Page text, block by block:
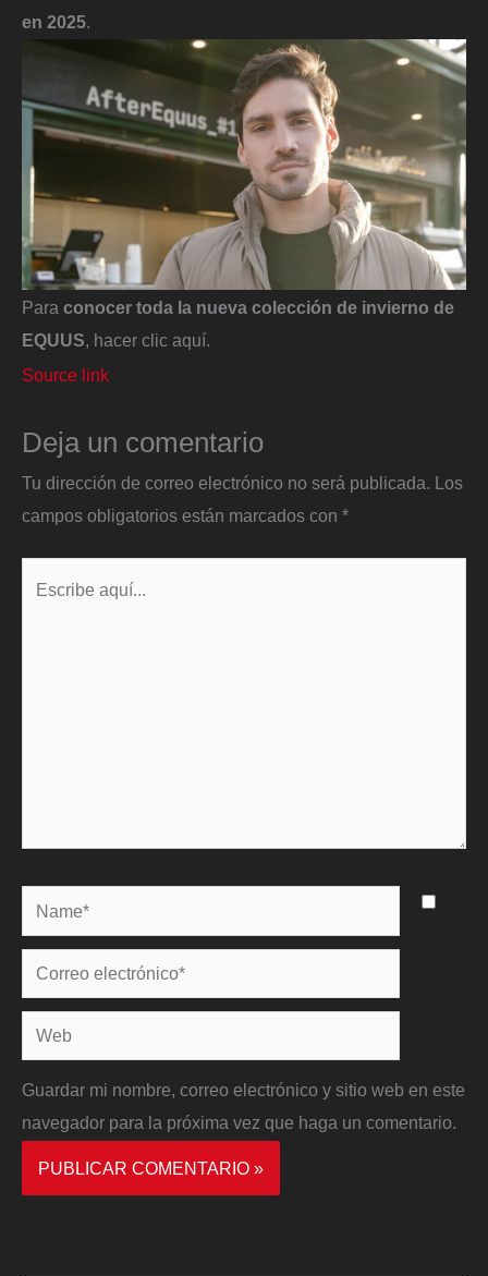
en 2025
Para conocer toda la nueva colección de invierno de
EQUUS, hacer clic aquí.
Source link
Deja un comentario
Tu dirección de correo electrónico no será publicada. Los
campos obligatorios están marcados con *
Name*
Correo
electrónico*
Web
Guardar mi nombre, correo electrónico y sitio web en este
navegador para la próxima vez que haga un comentario.